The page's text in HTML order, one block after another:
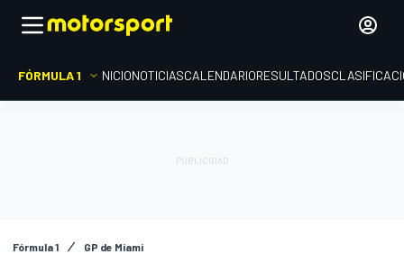
FÓRMULA 1 INICIONOTICIASCALENDARIORESULTADOS
Fórmula 1 GP de Miami